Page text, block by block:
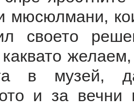
мюсюлмани,
своето
в музей,
и за вечни